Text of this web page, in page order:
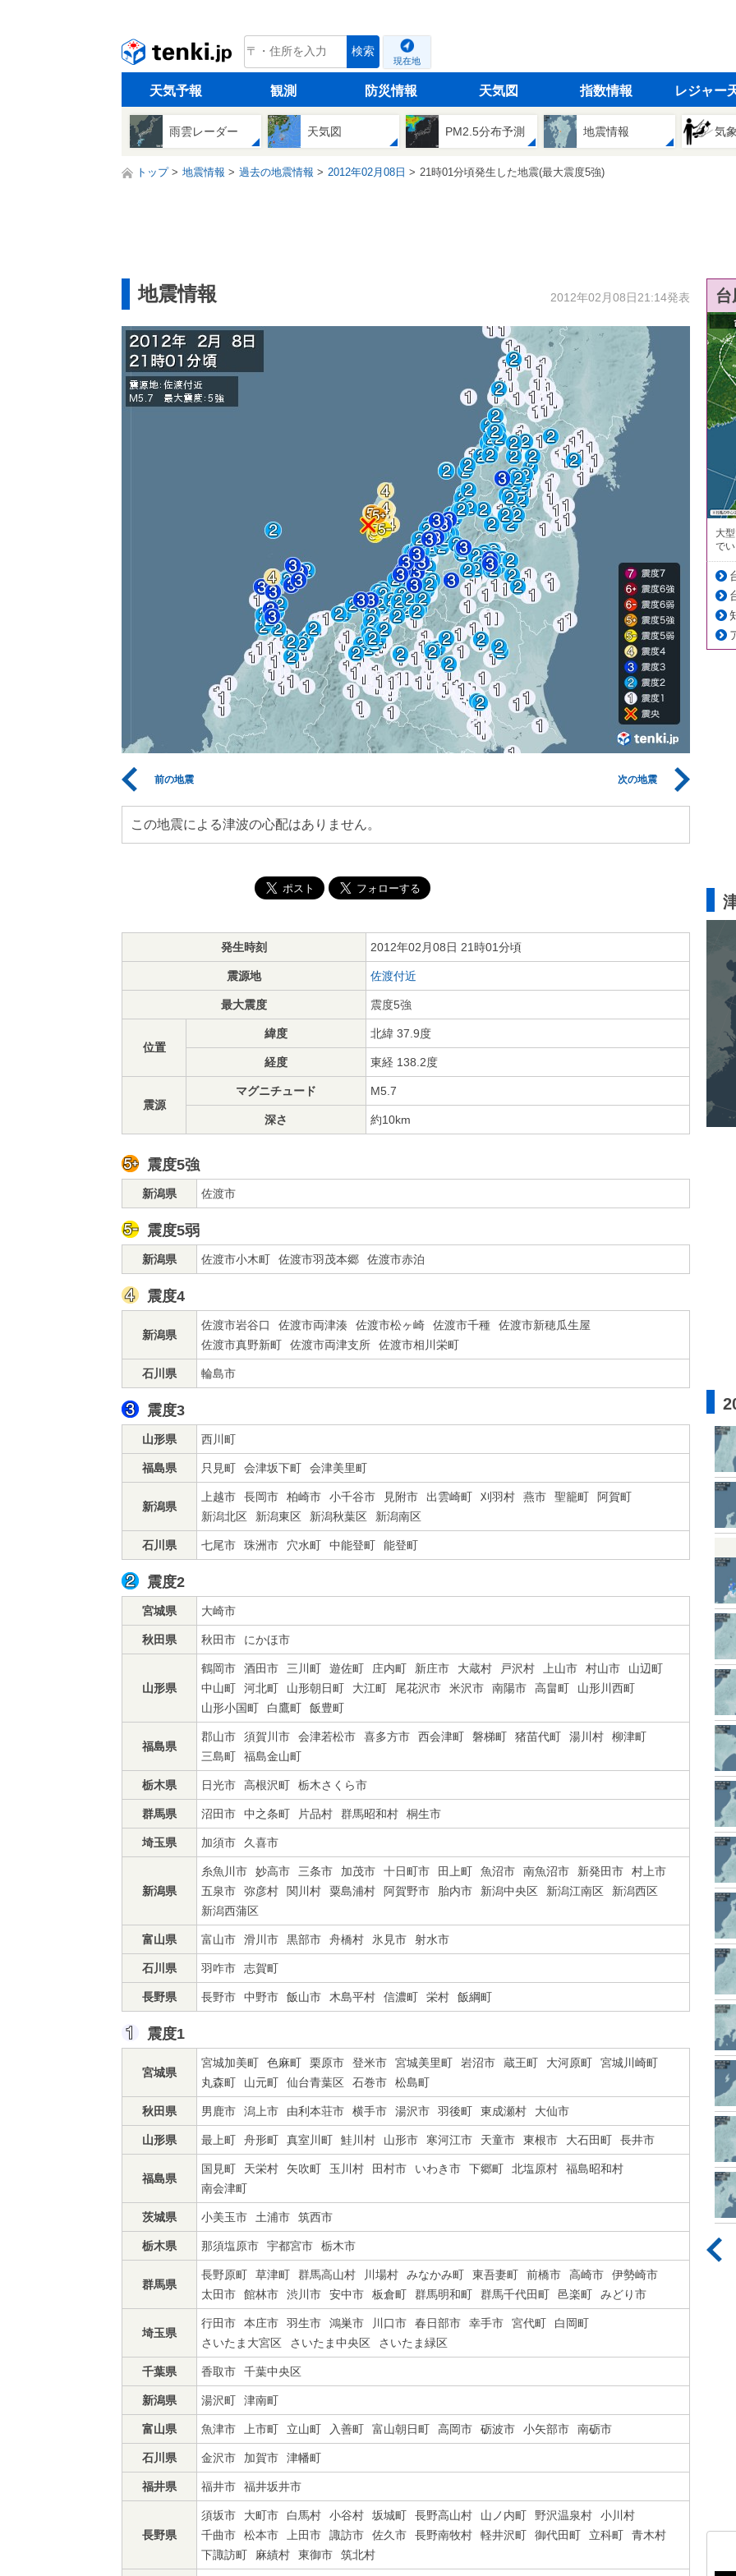
tenki.jp 検索
現在地
天気予報 観測 防災情報 天気図 指数情報 レジャー
雨雲レーダー 天気図 PM2.5分布予測 地震情報 気
トップ 地震情報 過去の地震情報 2012年02月08日 21時01分頃発生した地震(最大震度5強)
地震情報 2012年02月08日21:14発表
前の地震 次の地震
この地震による津波の心配はありません。
発生時刻 2012年02月08日 21時01分頃
震源地 佐渡付近
最大震度 震度5強
位置
緯度 北緯 37.9度
経度 東経 138.2度
震源
マグニチュード M5.7
深さ 約10km
震度5強
新潟県 佐渡市
震度5弱
新潟県 佐渡市小木町 佐渡市羽茂本郷 佐渡市赤泊
震度4
新潟県
佐渡市岩谷口 佐渡市両津湊 佐渡市松ヶ崎 佐渡市千種
佐渡市新穂瓜生屋
佐渡市真野新町
佐渡市両津支所 佐渡市相川栄町
石川県 輪島市
震度3
山形県 西川町
福島県 只見町 会津坂下町 会津美里町
新潟県
上越市 長岡市 柏崎市 小千谷市 見附市 出雲崎町 刈羽村 燕市 聖籠町
阿賀町
新潟北区
新潟東区 新潟秋葉区 新潟南区
石川県 七尾市 珠洲市 穴水町 中能登町 能登町
震度2
宮城県 大崎市
秋田県 秋田市 にかほ市
山形県
鶴岡市 酒田市 三川町 遊佐町 庄内町 新庄市 大蔵村 戸沢村 上山市 村山市
山辺町
中山町
河北町 山形朝日町 大江町 尾花沢市 米沢市 南陽市 高畠町
山形川西町
山形小国町
白鷹町 飯豊町
福島県
郡山市 須賀川市 会津若松市 喜多方市 西会津町 磐梯町 猪苗代町 湯川村
柳津町
三島町
福島金山町
栃木県 日光市 高根沢町 栃木さくら市
群馬県 沼田市 中之条町 片品村 群馬昭和村 桐生市
埼玉県 加須市 久喜市
新潟県
糸魚川市 妙高市 三条市 加茂市 十日町市 田上町 魚沼市 南魚沼市 新発田市
村上市
五泉市
弥彦村 関川村 粟島浦村 阿賀野市 胎内市 新潟中央区 新潟江南区
新潟西区
新潟西蒲区
富山県 富山市 滑川市 黒部市 舟橋村 氷見市 射水市
石川県 羽咋市 志賀町
長野県 長野市 中野市 飯山市 木島平村 信濃町 栄村 飯綱町
震度1
宮城県
宮城加美町 色麻町 栗原市 登米市 宮城美里町 岩沼市 蔵王町 大河原町
宮城川崎町
丸森町
山元町 仙台青葉区 石巻市 松島町
秋田県 男鹿市 潟上市 由利本荘市 横手市 湯沢市 羽後町 東成瀬村 大仙市
山形県 最上町 舟形町 真室川町 鮭川村 山形市 寒河江市 天童市 東根市 大石田町 長井市
福島県
国見町 天栄村 矢吹町 玉川村 田村市 いわき市 下郷町 北塩原村
福島昭和村
南会津町
茨城県 小美玉市 土浦市 筑西市
栃木県 那須塩原市 宇都宮市 栃木市
群馬県
長野原町 草津町 群馬高山村 川場村 みなかみ町 東吾妻町 前橋市 高崎市
伊勢崎市
太田市
館林市 渋川市 安中市 板倉町 群馬明和町 群馬千代田町 邑楽町 みどり市
埼玉県
行田市 本庄市 羽生市 鴻巣市 川口市 春日部市 幸手市 宮代町
白岡町
さいたま大宮区
さいたま中央区 さいたま緑区
千葉県 香取市 千葉中央区
新潟県 湯沢町 津南町
富山県 魚津市 上市町 立山町 入善町 富山朝日町 高岡市 砺波市 小矢部市 南砺市
石川県 金沢市 加賀市 津幡町
福井県 福井市 福井坂井市
長野県
須坂市 大町市 白馬村 小谷村 坂城町 長野高山村 山ノ内町 野沢温泉村
小川村
千曲市
松本市 上田市 諏訪市 佐久市 長野南牧村 軽井沢町 御代田町 立科町
青木村
下諏訪町
麻績村 東御市 筑北村
大
で